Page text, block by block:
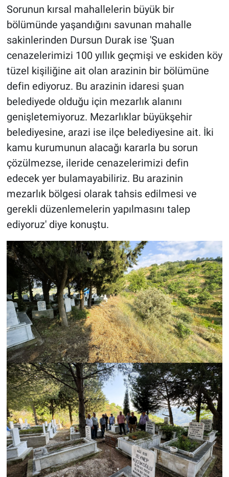
Sorunun kırsal mahallelerin büyük bir
bölümünde yaşandığını savunan mahalle
sakinlerinden Dursun Durak ise 'Şuan
cenazelerimizi 100 yıllık geçmişi ve eskiden köy
tüzel kişiliğine ait olan arazinin bir bölümüne
defin ediyoruz. Bu arazinin idaresi şuan
belediyede olduğu için mezarlık alanını
genişletemiyoruz. Mezarlıklar büyükşehir
belediyesine, arazi ise ilçe belediyesine ait. İki
kamu kurumunun alacağı kararla bu sorun
çözülmezse, ileride cenazelerimizi defin
edecek yer bulamayabiliriz. Bu arazinin
mezarlık bölgesi olarak tahsis edilmesi ve
gerekli düzenlemelerin yapılmasını talep
ediyoruz' diye konuştu.